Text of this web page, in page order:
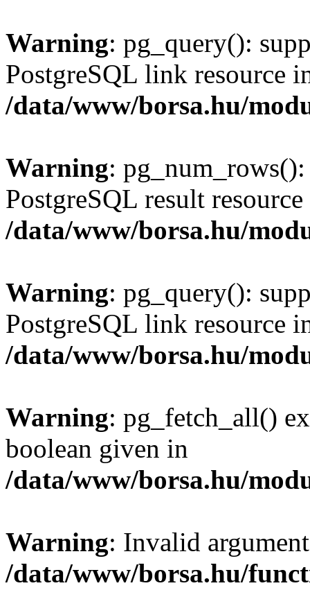
Warning: pg_query():
PostgreSQL link resource
/data/www/borsa.hu/
Warning:
PostgreSQL result
/data/www/borsa.hu/
Warning: pg_query():
PostgreSQL link resource
/data/www/borsa.hu/
Warning: pg_fetch_all()
boolean given in
/data/www/borsa.hu/
Warning: Invalid
/data/www/borsa.hu/